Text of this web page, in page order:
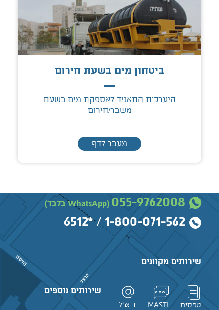
ביטחון מים בשעת חירום
היערכות התאגיד לאספקת מים בשעת
משבר/חירום
מעבר לדף
055-9762008 (WhatsApp בלבד)
1-800-071-562
/
*6512
שירותים מקוונים
טפסים !MAST דוא"ל
שירותים נוספים